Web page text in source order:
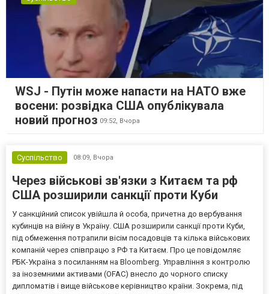
WSJ - Путін може напасти на НАТО вже
восени: розвідка США опублікувала
новий прогноз 09:52, Вчора
Суспільство 08:09, Вчора
Через військові зв'язки з Китаєм та рф
США розширили санкції проти Куби
У санкційний список увійшла й особа, причетна до вербування
кубинців на війну в Україну. США розширили санкції проти Куби,
під обмеження потрапили вісім посадовців та кілька військових
компаній через співпрацю з РФ та Китаєм. Про це повідомляє
РБК-Україна з посиланням на Bloomberg. Управління з контролю
за іноземними активами (OFAC) внесло до чорного списку
дипломатів і вище військове керівництво країни. Зокрема, під